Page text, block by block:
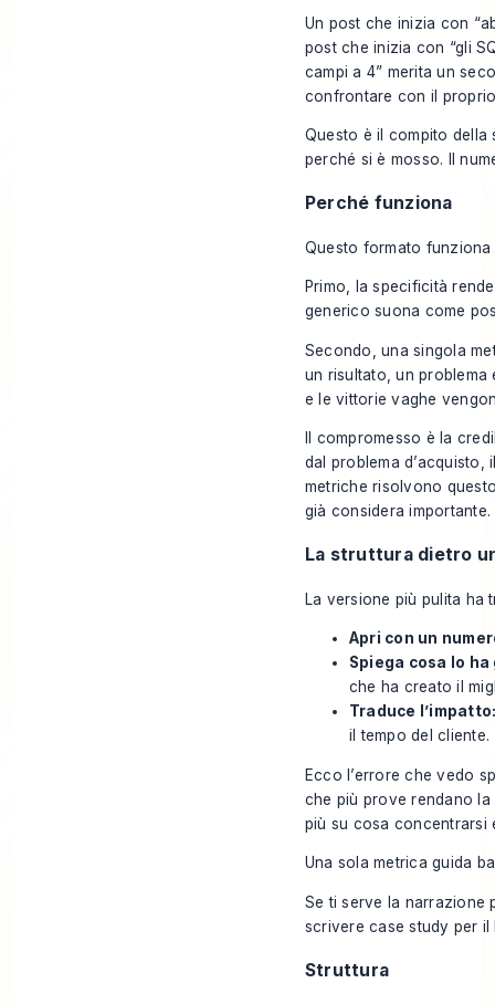
Un post che inizia con
post che inizia con “gli
campi a 4” merita un
confrontare con il
Questo è il compito della
perché si è mosso. Il
Perché funziona
Questo formato funziona
Primo, la specificità
generico suona come
Secondo, una singola
un risultato, un problema
e le vittorie vaghe
Il compromesso è la
dal problema
metriche risolvono
già considera importante.
La struttura dietro
La versione più pulita ha
Apri con un
Spiega cosa lo
che ha creato il
Traduce
il tempo del cliente.
Ecco l’errore che vedo
che più prove rendano
più su cosa concentrarsi
Una sola metrica guida
Se ti serve la narrazione
scrivere case study per il
Struttura